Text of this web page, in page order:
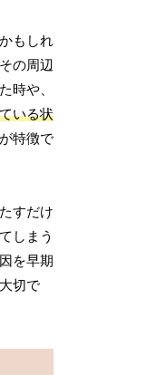
もしれ
の周辺
時や、
いる状
特徴で
すだけ
しまう
を早期
切で